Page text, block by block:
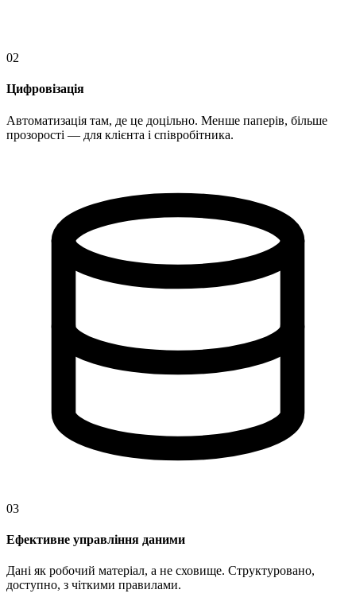
02
Цифровізація
Автоматизація там, де це доцільно. Менше паперів, більше
прозорості — для клієнта і співробітника.
03
Ефективне управління даними
Дані як робочий матеріал, а не сховище. Структуровано,
доступно, з чіткими правилами.